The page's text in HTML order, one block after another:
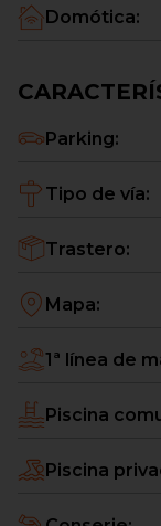
tu compra, para
Quedamos a tu
Domótica:
Parking:
Tipo de vía:
Trastero:
Mapa:
1ª línea de
Piscina
Piscina